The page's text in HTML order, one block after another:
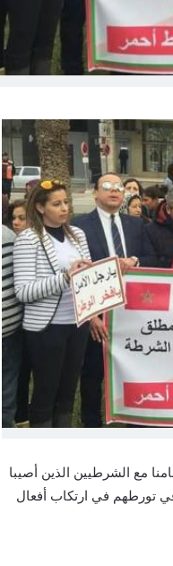
مع الشرطيين الذين أصيبا
تورطهم في ارتكاب أفعال